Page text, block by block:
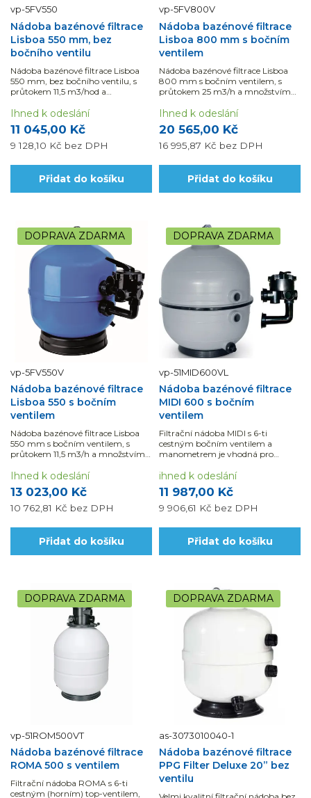
vp-5FV550
Nádoba bazénové filtrace
Lisboa 550 mm, bez
bočního ventilu
Nádoba bazénové filtrace Lisboa
550 mm, bez bočního ventilu, s
průtokem 11,5 m3/hod a
11 045,00 Kč
9 128,10 Kč bez DPH
Ihned k odeslání
Přidat do košíku
vp-5FV800V
Nádoba bazénové filtrace
Lisboa 800 mm s bočním
ventilem
Nádoba bazénové filtrace Lisboa
800 mm s bočním ventilem, s
průtokem 25 m3/h a množstvím
bazény do 125 m3
20 565,00 Kč
16 995,87 Kč bez DPH
Ihned k odeslání
Přidat do košíku
DOPRAVA ZDARMA
vp-5FV550V
Nádoba bazénové filtrace
Lisboa 550 s bočním
ventilem
Nádoba bazénové filtrace Lisboa
550 mm s bočním ventilem, s
průtokem 11,5 m3/h a množstvím
bazény do 50 m3
13 023,00 Kč
10 762,81 Kč bez DPH
Ihned k odeslání
Přidat do košíku
DOPRAVA ZDARMA
vp-51MID600VL
Nádoba bazénové filtrace
MIDI 600 s bočním
ventilem
Filtrační nádoba MIDI s 6-ti
cestným bočním ventilem a
manometrem je vhodná pro
11 987,00 Kč
9 906,61 Kč bez DPH
ihned k odeslání
Přidat do košíku
DOPRAVA ZDARMA
vp-51ROM500VT
Nádoba bazénové filtrace
ROMA 500 s ventilem
Filtrační nádoba ROMA s 6-ti
cestným (horním) top-ventilem,
DOPRAVA ZDARMA
as-3073010040-1
Nádoba bazénové filtrace
PPG Filter Deluxe 20” bez
ventilu